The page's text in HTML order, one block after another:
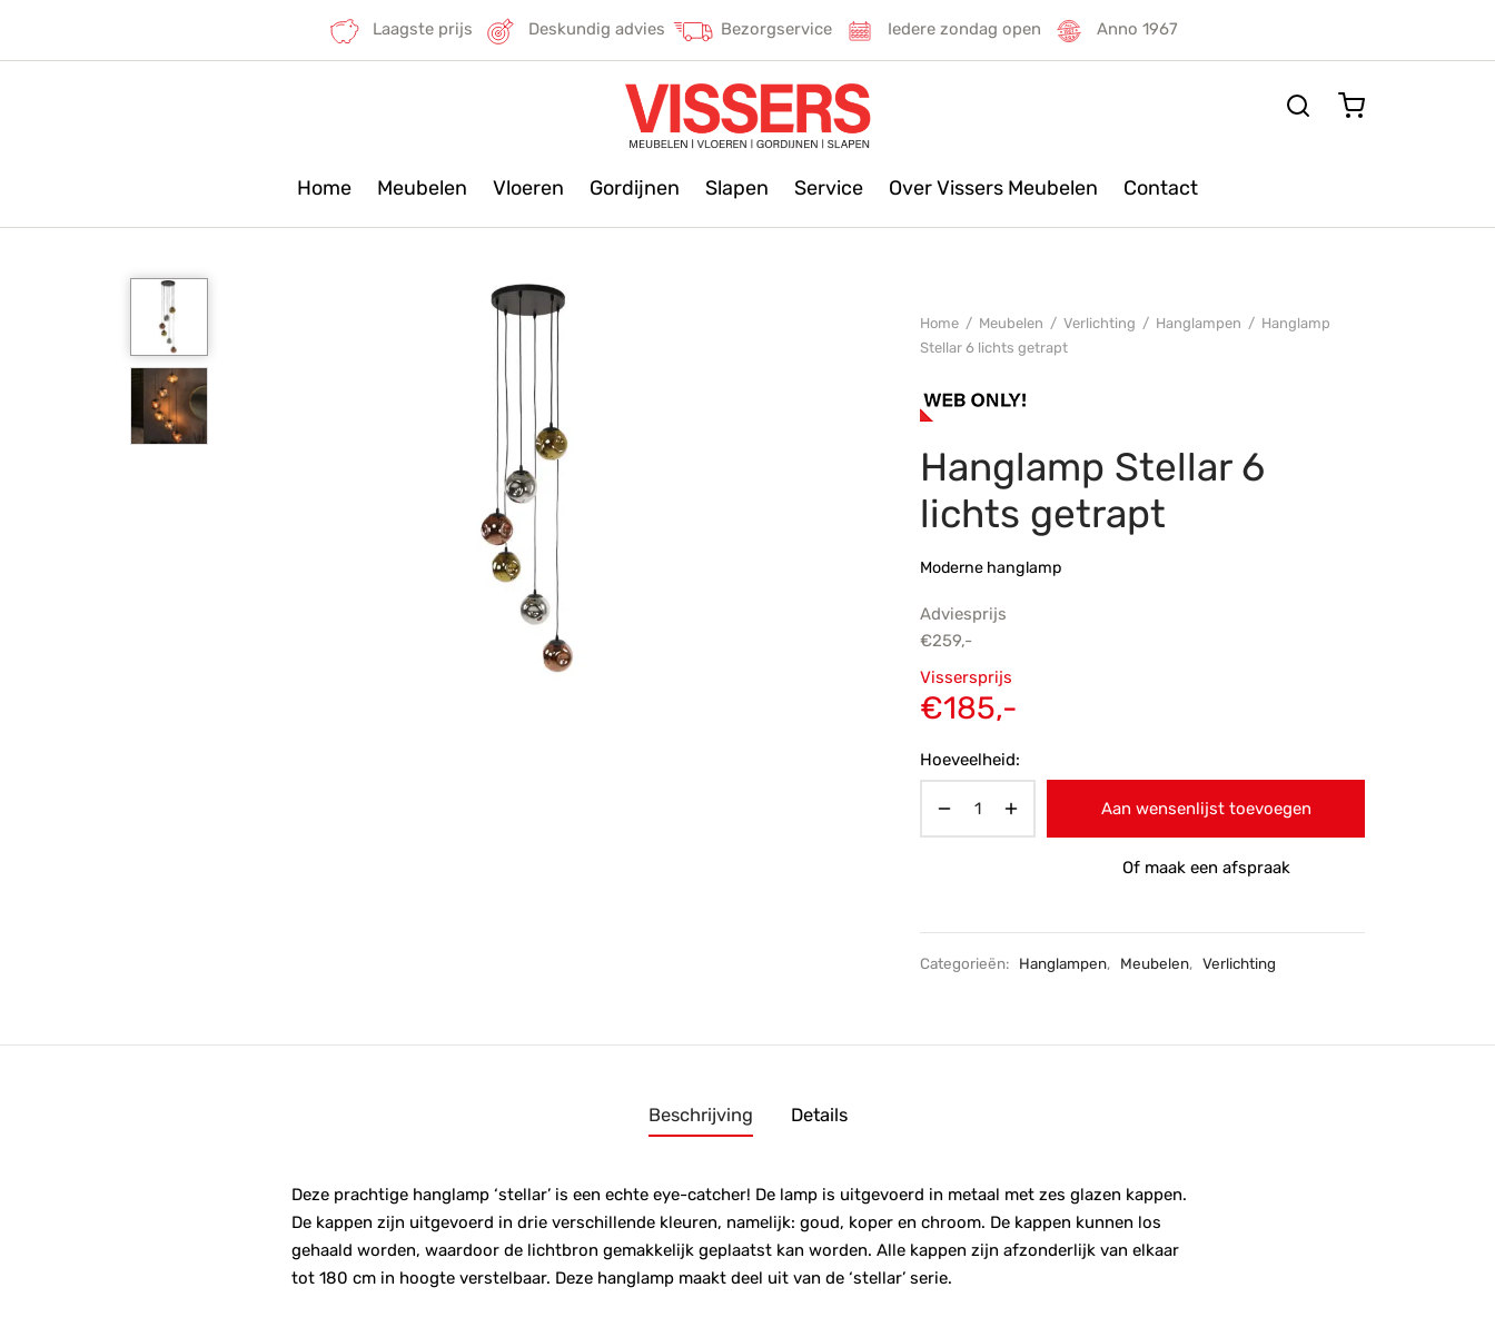
Laagste prijs Deskundig advies Bezorgservice Iedere zondag open Anno 1967
Home Meubelen Vloeren Gordijnen Slapen Service Over Vissers Meubelen Contact
Home / Meubelen / Verlichting / Hanglampen / Hanglamp
Stellar 6 lichts getrapt
Hanglamp Stellar 6
lichts getrapt
Moderne hanglamp
Adviesprijs
€259,-
Oorspronkelijke
prijs was:
Vissersprijs
€185,-
€185,-.
Hoeveelheid:
Aan wensenlijst toevoegen
Of maak een afspraak
Categorieën: Hanglampen, Meubelen, Verlichting
Beschrijving Details
Deze prachtige hanglamp ‘stellar’ is een echte eye-catcher! De lamp is uitgevoerd in metaal met zes glazen kappen.
De kappen zijn uitgevoerd in drie verschillende kleuren, namelijk: goud, koper en chroom. De kappen kunnen los
gehaald worden, waardoor de lichtbron gemakkelijk geplaatst kan worden. Alle kappen zijn afzonderlijk van elkaar
tot 180 cm in hoogte verstelbaar. Deze hanglamp maakt deel uit van de ‘stellar’ serie.